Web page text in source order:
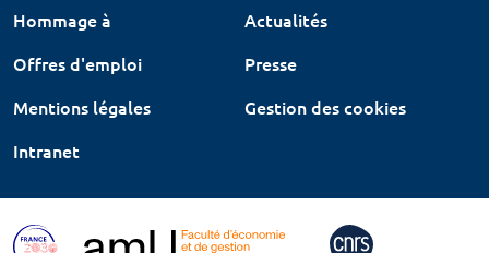
Hommage à
Actualités
Offres d'emploi
Presse
Mentions légales
Gestion des cookies
Intranet